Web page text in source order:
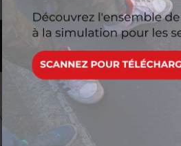
AX-LES-THERMES
LES ORMEAUX